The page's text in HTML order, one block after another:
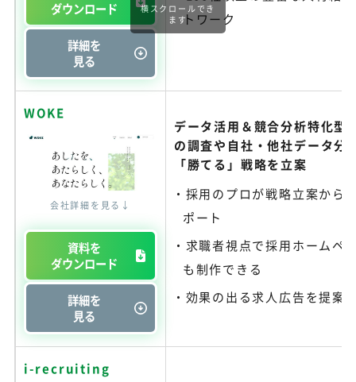
ダウンロード
詳細を
見る
トワーク
WOKE
会社詳細を見る↓
資料を
ダウンロード
詳細を
見る
データ活用＆競合分析特化型
の調査や自社・他社データ分
「勝てる」戦略を立案
採用のプロが戦略立案から
ポート
求職者視点で採用ホームペ
も制作できる
効果の出る求人広告を提案
i-recruiting
横スクロールでき
ます